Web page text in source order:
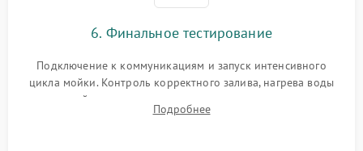
6. Финальное тестирование
Подключение к коммуникациям и запуск интенсивного
цикла мойки. Контроль корректного залива, нагрева воды
до нужной температуры, отсутствия посторонних шумов,
штатного слива и абсолютной сухости в поддоне.
Подробнее